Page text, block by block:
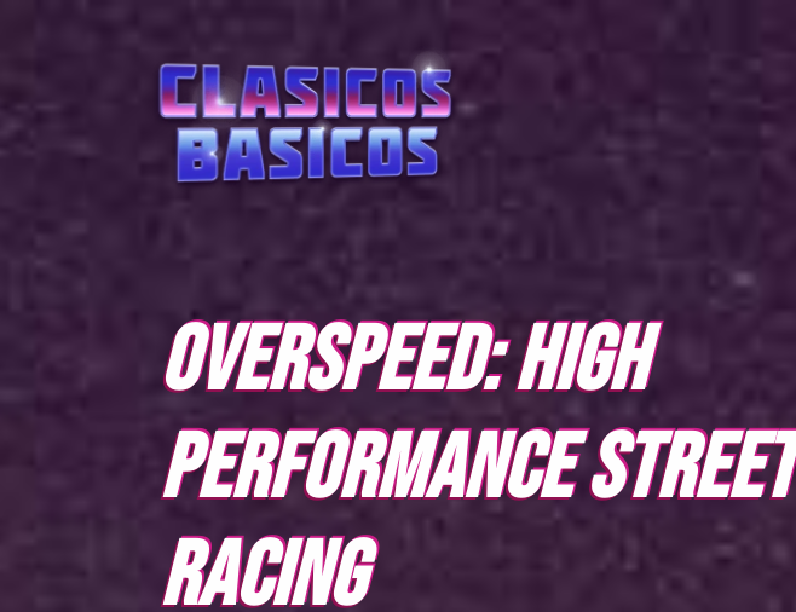
OVERSPEED: HIGH
PERFORMANCE STREET
RACING